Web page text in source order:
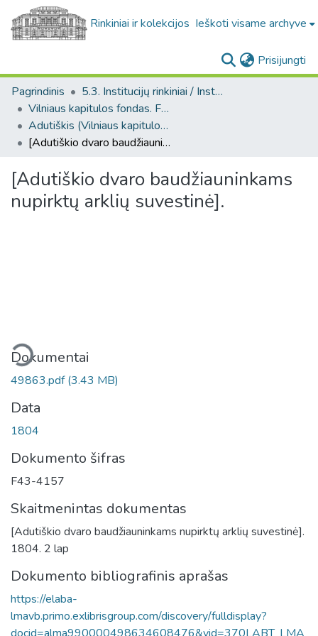
Rinkiniai ir kolekcijos Ieškoti visame archyve
Prisijungti
Pagrindinis
5.3. Institucijų rinkiniai / Institutional collections
Vilniaus kapitulos fondas. F43
Adutiškis (Vilniaus kapitulos fondas. F43. Bažnytinės valdos)
[Adutiškio dvaro baudžiauninkams nupirktų arklių suvestinė].
[Adutiškio dvaro baudžiauninkams
nupirktų arklių suvestinė].
Dokumentai
49863.pdf(3.43 MB)
Data
1804
Dokumento šifras
F43-4157
Skaitmenintas dokumentas
[Adutiškio dvaro baudžiauninkams nupirktų arklių suvestinė].
1804. 2 lap
Dokumento bibliografinis aprašas
https://elaba-
lmavb.primo.exlibrisgroup.com/discovery/fulldisplay?